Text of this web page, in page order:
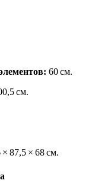
60 см.
см.
87,5 × 68 см.